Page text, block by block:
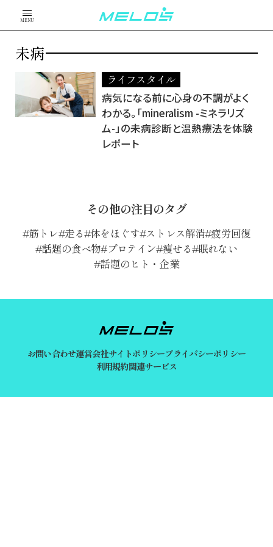
MENU
未病
ライフスタイル
病気になる前に心身の不調がよく
わかる。「mineralism -ミネラリズ
ム-」の未病診断と温熱療法を体験
レポート
その他の注目のタグ
筋トレ 走る 体をほぐす ストレス解消 疲労回復
話題の食べ物 プロテイン 痩せる 眠れない
話題のヒト・企業
お問い合わせ運営会社サイトポリシープライバシーポリシー
利用規約関連サービス